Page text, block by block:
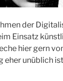
der
Einsatz
hier gern
eher unüblich